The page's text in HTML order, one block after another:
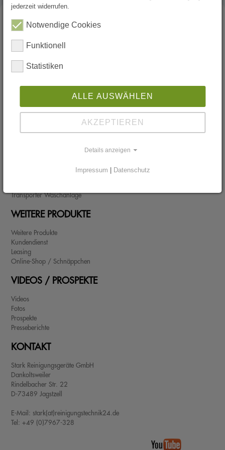
WASCHANLAGEN
Mobile Waschanlagen
LKW-Waschanlage
LKW-Waschbürste
Bus Waschanlage
Mobile Bürstenwaschanlagen
Reisemobil - Wohnmobil - Caravan Waschanlage
Transporter Waschanlage
WEITERE PRODUKTE
Weitere Produkte
Kundendienst
Leasing
Online-Shop / Schnäppchen
VIDEOS / PROSPEKTE
Videos
Fotos
Prospekte
Presseberichte
KONTAKT
Stark Reinigungsgeräte GmbH
Dankoltsweiler
Rindelbacher Str. 22
D-73489 Jagstzell
E-Mail: stark(at)reinigungstechnik24.de
Tel: +49 (0)7967-328
jederzeit widerrufen.
Notwendige Cookies
Funktionell
Statistiken
ALLE AUSWÄHLEN
AKZEPTIEREN
Details anzeigen
Impressum | Datenschutz